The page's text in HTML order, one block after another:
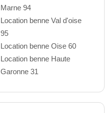
Marne 94
Location benne Val d'oise
95
Location benne Oise 60
Location benne Haute
Garonne 31